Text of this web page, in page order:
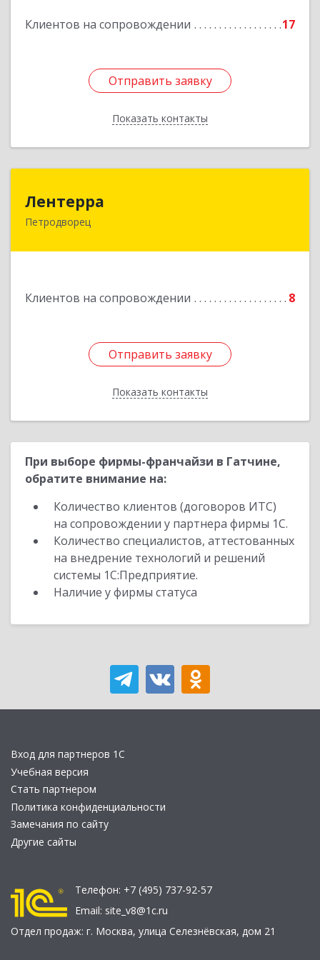
Клиентов на сопровождении 17
Отправить заявку
Показать контакты
Подробнее
Отправить заявку
Назад
Лентерра
Петродворец
Клиентов на сопровождении 8
Отправить заявку
Показать контакты
198517, Санкт-Петербург, Петергоф г,
Отправить заявку
Назад
При выборе фирмы-франчайзи в Гатчине,
обратите внимание на:
Количество клиентов (договоров ИТС)
на сопровождении у партнера фирмы 1С.
Количество специалистов, аттестованных
на внедрение технологий и решений
системы 1С:Предприятие.
Наличие у фирмы статуса
Вход для партнеров 1С
Учебная версия
Стать партнером
Политика конфиденциальности
Замечания по сайту
Другие сайты
Телефон: +7 (495) 737-92-57
Email: site_v8@1c.ru
Отдел продаж: г. Москва, улица Селезнёвская, дом 21